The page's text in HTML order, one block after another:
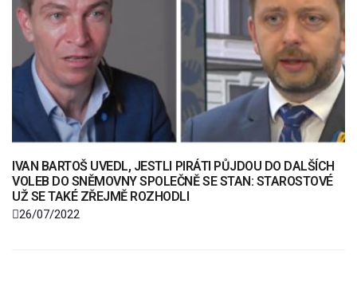
IVAN BARTOŠ UVEDL, JESTLI PIRÁTI PŮJDOU DO DALŠÍCH
VOLEB DO SNĚMOVNY SPOLEČNĚ SE STAN: STAROSTOVÉ
UŽ SE TAKÉ ZŘEJMĚ ROZHODLI
26/07/2022